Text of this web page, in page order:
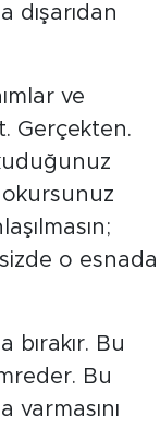
dışarıdan
ve
Gerçekten.
okursunuz
o esnada
Bu
Bu
varmasını